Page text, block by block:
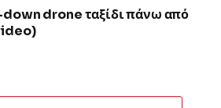
drone ταξίδι πάνω από